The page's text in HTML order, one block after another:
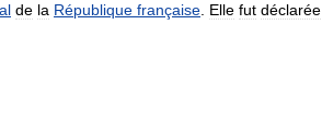
de la République française Elle fut déclarée